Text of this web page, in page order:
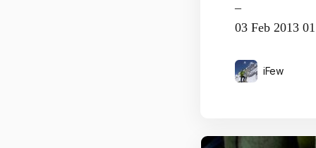
–
03 Feb 2013
iFew